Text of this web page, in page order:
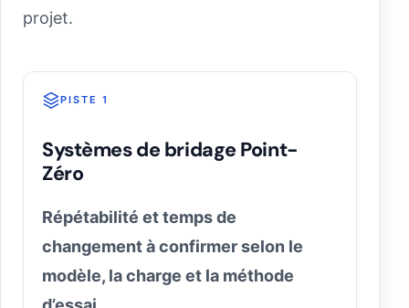
projet.
PISTE 1
Systèmes de bridage Point-
Zéro
Répétabilité et temps de
changement à confirmer selon le
modèle, la charge et la méthode